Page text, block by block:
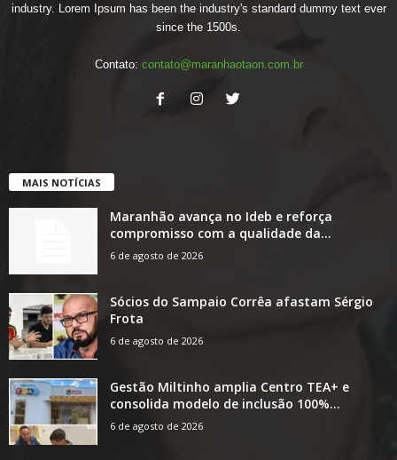
industry. Lorem Ipsum has been the industry's standard dummy text ever
since the 1500s.
Contato: contato@maranhaotaon.com.br
MAIS NOTÍCIAS
Maranhão avança no Ideb e reforça
compromisso com a qualidade da...
6 de agosto de 2026
Sócios do Sampaio Corrêa afastam Sérgio
Frota
6 de agosto de 2026
Gestão Miltinho amplia Centro TEA+ e
consolida modelo de inclusão 100%...
6 de agosto de 2026